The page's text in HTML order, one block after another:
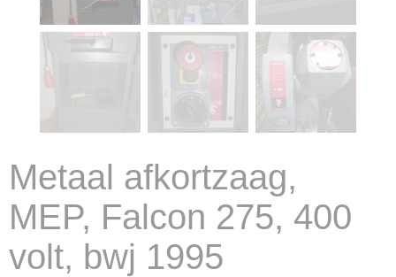
Metaal afkortzaag,
MEP, Falcon 275, 400
volt, bwj 1995